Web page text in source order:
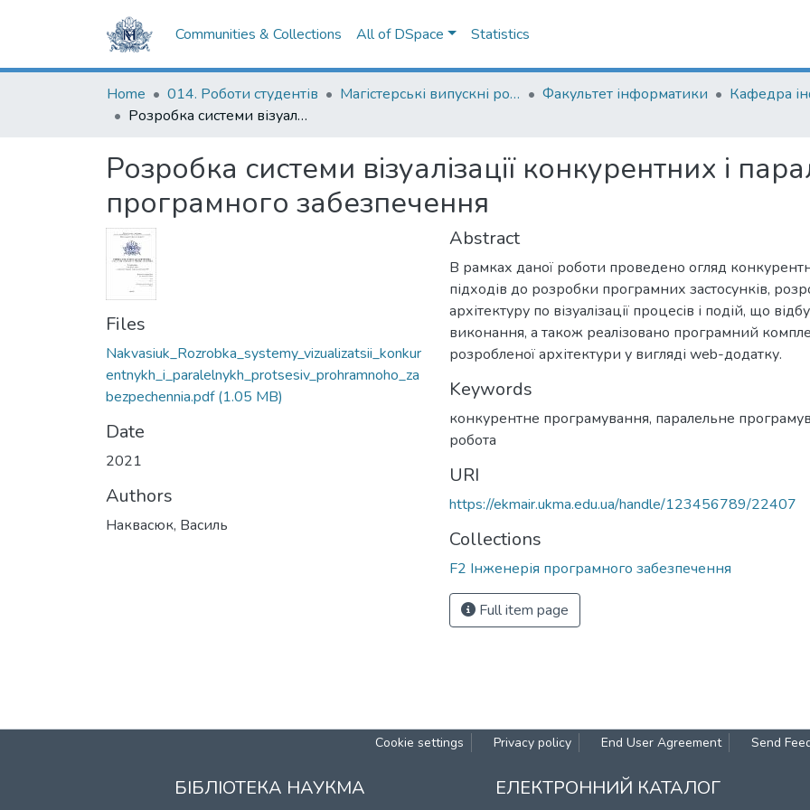
Communities & Collections All of DSpace Statistics
Home 014. Роботи студентів Магістерські випускні роботи Факультет інформатики Кафедра
Розробка системи візуалізації конкурентних і паралельних процесів програмного забезпечення
Розробка системи візуалізації конкурентних і
програмного забезпечення
Files
Nakvasiuk_Rozrobka_systemy_vizualizatsii_konkur
entnykh_i_paralelnykh_protsesiv_prohramnoho_za
bezpechennia.pdf(1.05 MB)
Date
2021
Authors
Наквасюк, Василь
Abstract
В рамках даної роботи проведено огляд
підходів до розробки програмних застосунків,
архітектуру по візуалізації процесів і подій, що
виконання, а також реалізовано програмний
розробленої архітектури у вигляді web-додатку.
Keywords
конкурентне програмування, паралельне
робота
URI
https://ekmair.ukma.edu.ua/handle/123456789/22407
Collections
F2 Інженерія програмного забезпечення
Full item page
Cookie settings Privacy policy End User Agreement Send
БІБЛІОТЕКА НАУКМА ЕЛЕКТРОННИЙ КАТАЛОГ